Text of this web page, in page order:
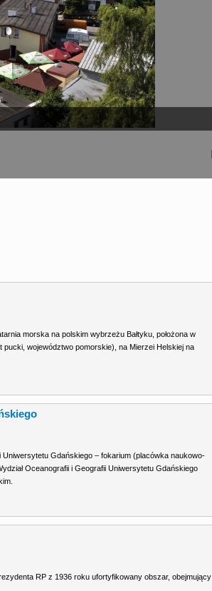
morska na polskim wybrzeżu Bałtyku, położona w
województwo pomorskie), na Mierzei Helskiej na
Gdańskiego – fokarium (placówka naukowo-
Oceanografii i Geografii Uniwersytetu Gdańskiego
RP z 1936 roku ufortyfikowany obszar, obejmujący